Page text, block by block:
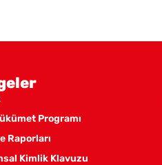
Programı
Raporları
Kimlik Klavuzu